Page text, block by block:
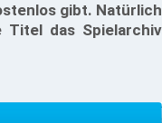
gibt. Natürlich
Titel das Spielarchiv